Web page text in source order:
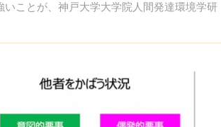
ことが、神戸大学大学院人間発達環境学研